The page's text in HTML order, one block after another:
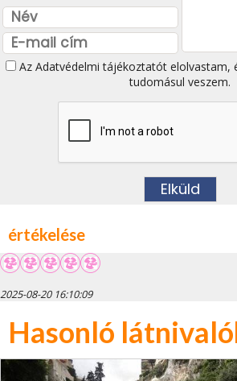
Az Adatvédelmi tájékoztatótelolvastam,
tudomásul veszem.
értékelése
2025-08-20 16:10:09
Hasonló